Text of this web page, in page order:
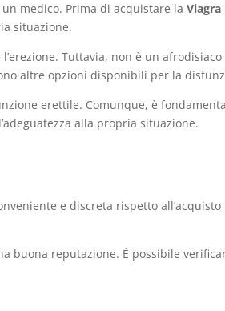
medico. Prima di acquistare la
situazione.
Tuttavia, non è un
altre opzioni disponibili per la
erettile. Comunque, è
alla propria situazione.
e discreta rispetto
buona reputazione. È possibile